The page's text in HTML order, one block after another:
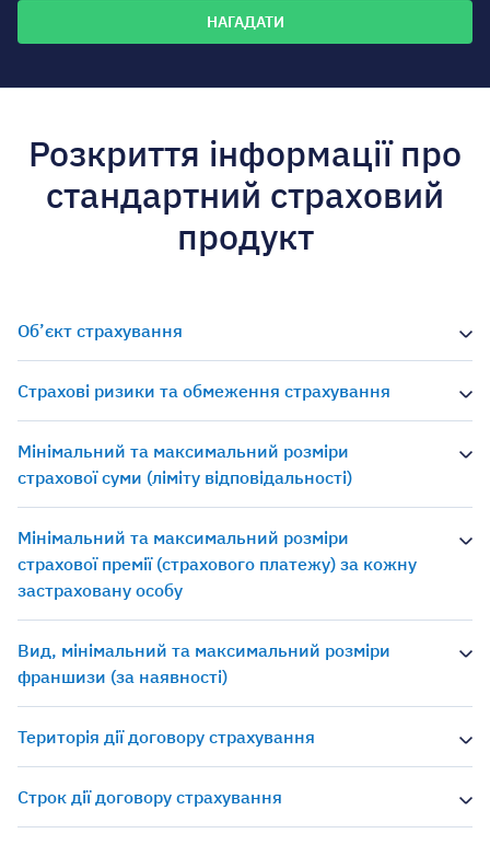
Розкриття інформації про
стандартний страховий
продукт
Об’єкт страхування
Страхові ризики та обмеження страхування
Мінімальний та максимальний розміри
страхової суми (ліміту відповідальності)
Мінімальний та максимальний розміри
страхової премії (страхового платежу) за кожну
застраховану особу
Вид, мінімальний та максимальний розміри
франшизи (за наявності)
Територія дії договору страхування
Строк дії договору страхування